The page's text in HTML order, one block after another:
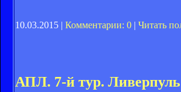
10.03.2015 | Комментарии: 0 | Читать
АПЛ. 7-й тур.